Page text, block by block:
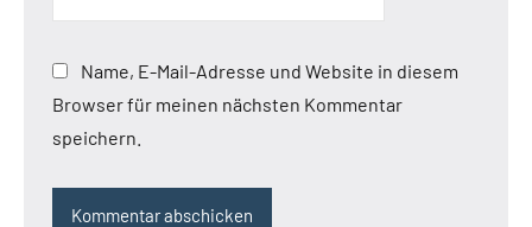
Name, E-Mail-Adresse und Website in diesem
Browser für meinen nächsten Kommentar
speichern.